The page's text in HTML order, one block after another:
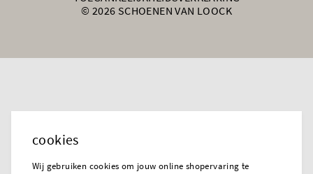
© 2026 SCHOENEN VAN LOOCK
cookies
Wij gebruiken cookies om jouw online shopervaring te